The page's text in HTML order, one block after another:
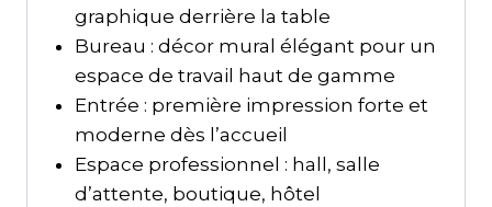
graphique derrière la table
Bureau : décor mural élégant pour un
espace de travail haut de gamme
Entrée : première impression forte et
moderne dès l’accueil
Espace professionnel : hall, salle
d’attente, boutique, hôtel